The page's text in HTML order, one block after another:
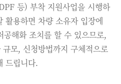
등) 부착 지원사업을 시행하
활용하면 차량 소유자 입장에
공해화 조치를 할 수 있으므로,
모, 신청방법까지 구체적으로
드립니다.